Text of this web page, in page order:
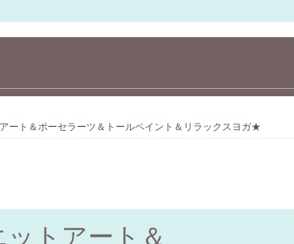
ート＆ポーセラーツ＆トールペイント＆リラックスヨガ★
トアート＆